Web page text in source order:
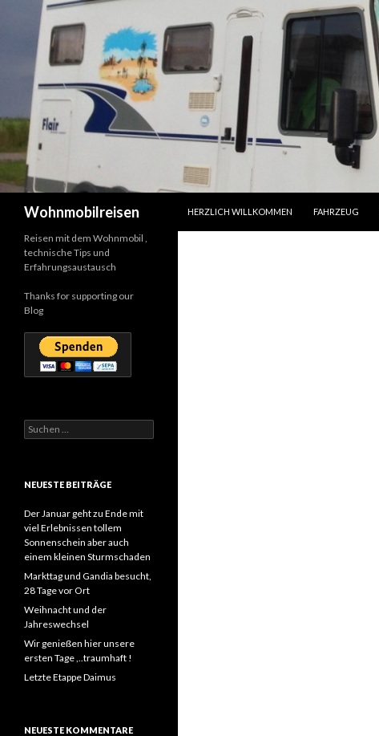
Wohnmobilreisen
HERZLICH WILLKOMMEN
FAHRZEUG
Reisen mit dem Wohnmobil ,
technische Tips und
Erfahrungsaustausch
Thanks for supporting our
Blog
Suchen
nach:
NEUESTE BEITRÄGE
Der Januar geht zu Ende mit
viel Erlebnissen tollem
Sonnenschein aber auch
einem kleinen Sturmschaden
Markttag und Gandia besucht,
28 Tage vor Ort
Weihnacht und der
Jahreswechsel
Wir genießen hier unsere
ersten Tage ,..traumhaft !
Letzte Etappe Daimus
NEUESTE KOMMENTARE